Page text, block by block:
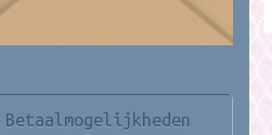
Betaalmogelijkheden